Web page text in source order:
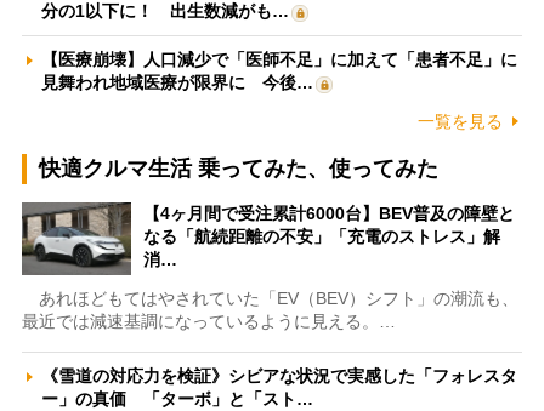
分の1以下に！ 出生数減がも…
【医療崩壊】人口減少で「医師不足」に加えて「患者不足」に
見舞われ地域医療が限界に 今後…
一覧を見る
快適クルマ生活 乗ってみた、使ってみた
【4ヶ月間で受注累計6000台】BEV普及の障壁と
なる「航続距離の不安」「充電のストレス」解
消…
あれほどもてはやされていた「EV（BEV）シフト」の潮流も、
最近では減速基調になっているように見える。…
《雪道の対応力を検証》シビアな状況で実感した「フォレスタ
ー」の真価 「ターボ」と「スト…